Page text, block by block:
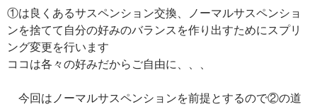
①は良くあるサスペンション交換、ノーマルサスペンショ
ンを捨てて自分の好みのバランスを作り出すためにスプリ
ング変更を行います
ココは各々の好みだからご自由に、、、
今回はノーマルサスペンションを前提とするので②の道